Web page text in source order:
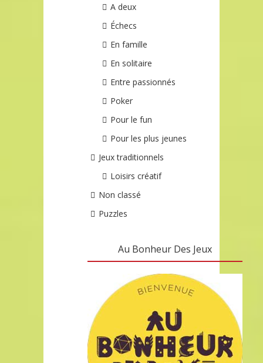
A deux
Échecs
En famille
En solitaire
Entre passionnés
Poker
Pour le fun
Pour les plus jeunes
Jeux traditionnels
Loisirs créatif
Non classé
Puzzles
Au Bonheur Des Jeux